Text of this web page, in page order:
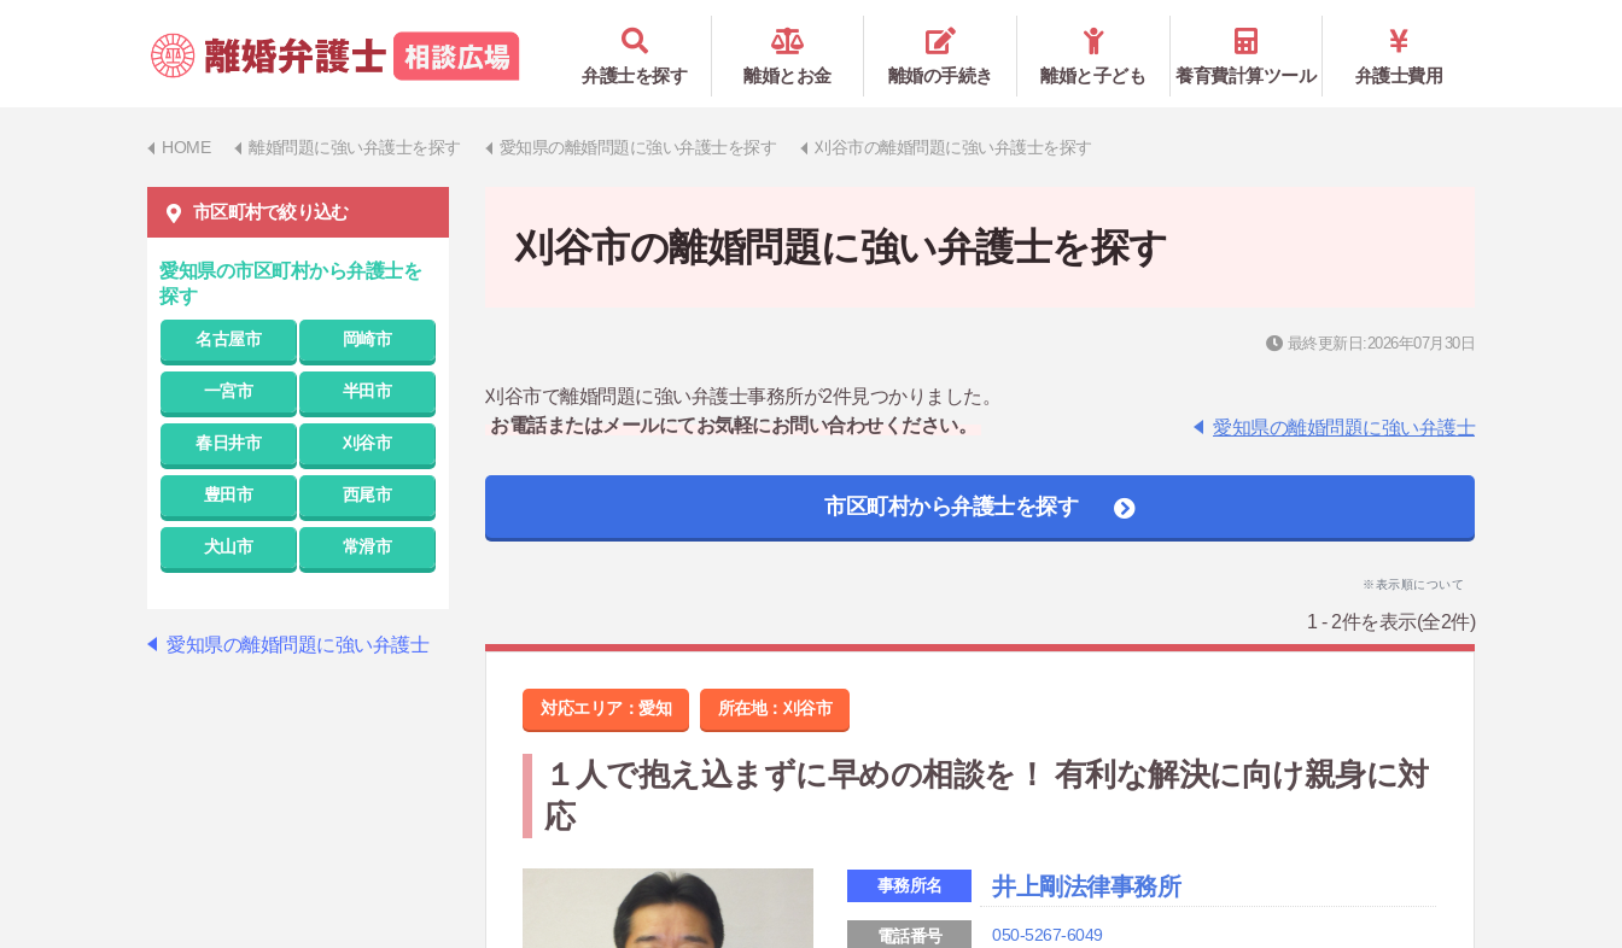
弁護士を探す 離婚とお金 離婚の手続き 離婚と子ども 養育費計算ツール 弁護士費用
HOME 離婚問題に強い弁護士を探す 愛知県の離婚問題に強い弁護士を探す 刈谷市の離婚問題に強い弁護士を探す
刈谷市の離婚問題に強い弁護士を探す
最終更新日:2026年07月30日
刈谷市で離婚問題に強い弁護士事務所が2件見つかりました。
お電話またはメールにてお気軽にお問い合わせください。
愛知県の離婚問題に強い弁護士
市区町村から弁護士を探す
※表示順について
1 - 2件を表示(全2件)
対応エリア：愛知 所在地： 刈谷市
１人で抱え込まずに早めの相談を！ 有利な解決に向け親身に対
応
事務所名 井上剛法律事務所
電話番号 050-5267-6049
市区町村で絞り込む
愛知県の市区町村から弁護士を
探す
名古屋市 岡崎市
一宮市 半田市
春日井市 刈谷市
豊田市 西尾市
犬山市 常滑市
愛知県の離婚問題に強い弁護士